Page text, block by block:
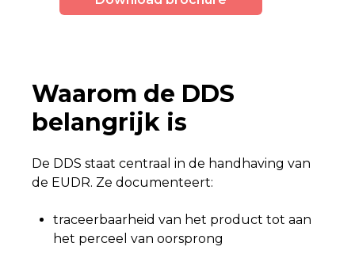
Waarom de DDS
belangrijk is
De DDS staat centraal in de handhaving van
de EUDR. Ze documenteert:
traceerbaarheid van het product tot aan
het perceel van oorsprong